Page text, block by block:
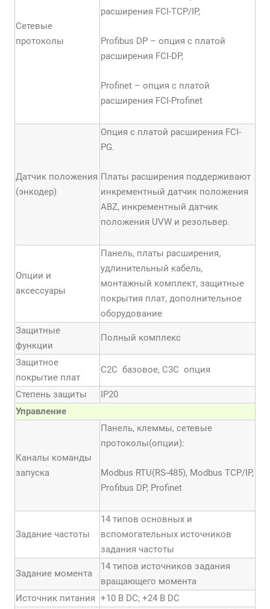
Сетевые
протоколы
расширения FCI-TCP/IP,
Profibus DP – опция с платой
расширения FCI-DP,
Profinet – опция с платой
расширения FCI-Profinet
Датчик положения
(энкодер)
Опция с платой расширения FCI-
PG.
Платы расширения поддерживают
инкрементный датчик положения
АBZ, инкрементный датчик
положения UVW и резольвер.
Опции и
аксессуары
Панель, платы расширения,
удлинительный кабель,
монтажный комплект, защитные
покрытия плат, дополнительное
оборудование
Защитные
функции
Полный комплекс
Защитное
покрытие плат
С2С базовое, С3С опция
Степень защиты
IP20
Управление
Каналы команды
запуска
Панель, клеммы, сетевые
протоколы(опции):
Modbus RTU(RS-485), Modbus TCP/IP,
Profibus DP, Profinet
Задание частоты
14 типов основных и
вспомогательных источников
задания частоты
Задание момента
14 типов источников задания
вращающего момента
Источник питания +10 В DC; +24 В DC